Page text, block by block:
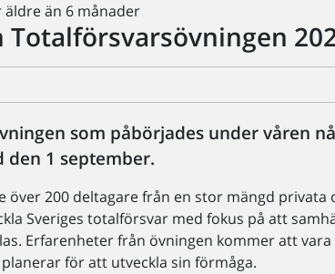
äldre än 6 månader
Totalförsvarsövningen
som påbörjades under våren
den 1 september.
över 200 deltagare från en stor mängd
Sveriges totalförsvar med fokus på att
Erfarenheter från övningen kommer att
för att utveckla sin förmåga.